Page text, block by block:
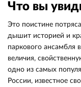
Что вы
Это поистине
дышит историей и
паркового ансамбля
величия,
одно из самых
России, известное